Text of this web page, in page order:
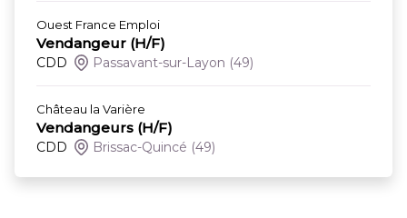
Ouest France Emploi
Vendangeur (H/F)
CDD Passavant-sur-Layon (49)
Château la Varière
Vendangeurs (H/F)
CDD Brissac-Quincé (49)